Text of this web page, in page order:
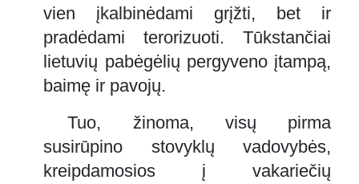
vien įkalbinėdami grįžti, bet ir
pradėdami terorizuoti. Tūkstančiai
lietuvių pabėgėlių pergyveno įtampą,
baimę ir pavojų.
Tuo, žinoma, visų pirma
susirūpino stovyklų vadovybės,
kreipdamosios į vakariečių